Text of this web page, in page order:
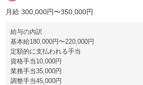
月給 300,000円〜350,000円
給与の内訳
基本給180,000円〜220,000円
定額的に支払われる手当
資格手当10,000円
業務手当35,000円
調整手当45,000円